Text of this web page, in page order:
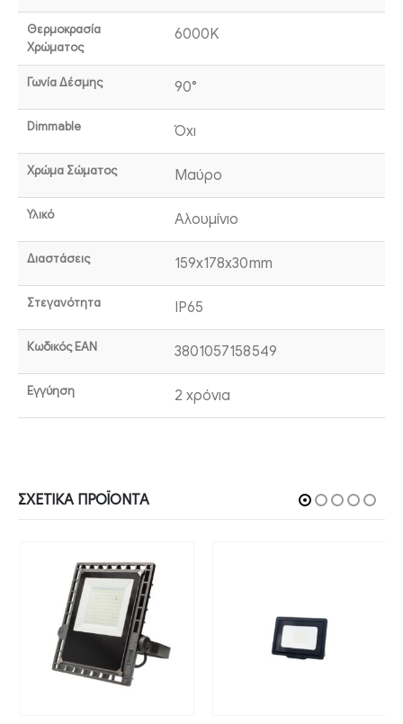
Θερμοκρασία
Χρώματος
6000K
Γωνία Δέσμης 90°
Dimmable Όχι
Χρώμα Σώματος Μαύρο
Υλικό Αλουμίνιο
Διαστάσεις 159x178x30mm
Στεγανότητα IP65
Κωδικός EAN 3801057158549
Εγγύηση 2 χρόνια
ΣΧΕΤΙΚΆ ΠΡΟΪΌΝΤΑ